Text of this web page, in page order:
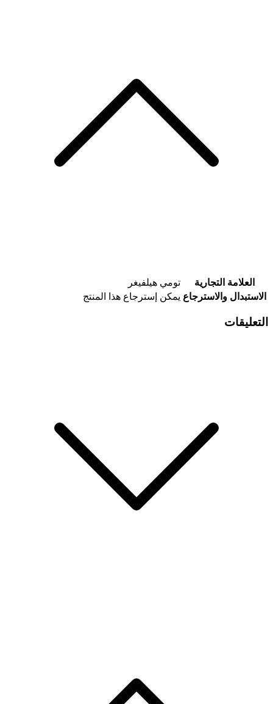
العلامة التجارية
تومي هيلفيغر
الاستبدال والاسترجاع يمكن إسترجاع هذا المنتج
التعليقات